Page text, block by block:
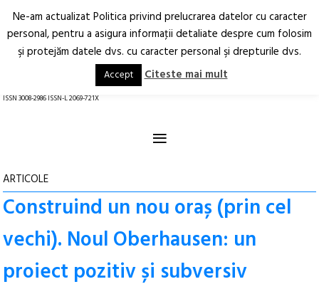
Arhitectură.
Oraș.
RO EN
ISSN 3008-2986 ISSN-L 2069-721X
≡
ARTICOLE
Construind un nou oraș (prin cel
vechi). Noul Oberhausen: un
proiect pozitiv și subversiv
Ne-am actualizat Politica privind prelucrarea datelor cu caracter
personal, pentru a asigura informaţii detaliate despre cum folosim
şi protejăm datele dvs. cu caracter personal şi drepturile dvs.
Accept Citeste mai mult